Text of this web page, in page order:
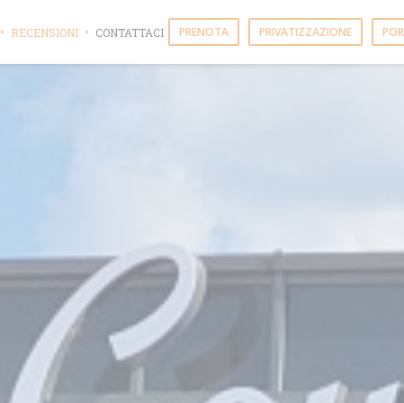
RECENSIONI CONTATTACI PRENOTA PRIVATIZZAZIONE